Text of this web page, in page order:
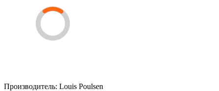
Производитель: Louis Poulsen